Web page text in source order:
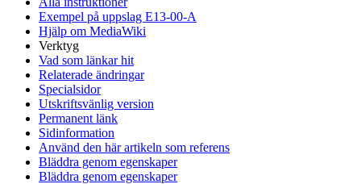
Exempel på uppslag E13-00-A
Hjälp om MediaWiki
Verktyg
Vad som länkar hit
Relaterade ändringar
Specialsidor
Utskriftsvänlig version
Permanent länk
Sidinformation
Använd den här artikeln som referens
Bläddra genom egenskaper
Bläddra genom egenskaper